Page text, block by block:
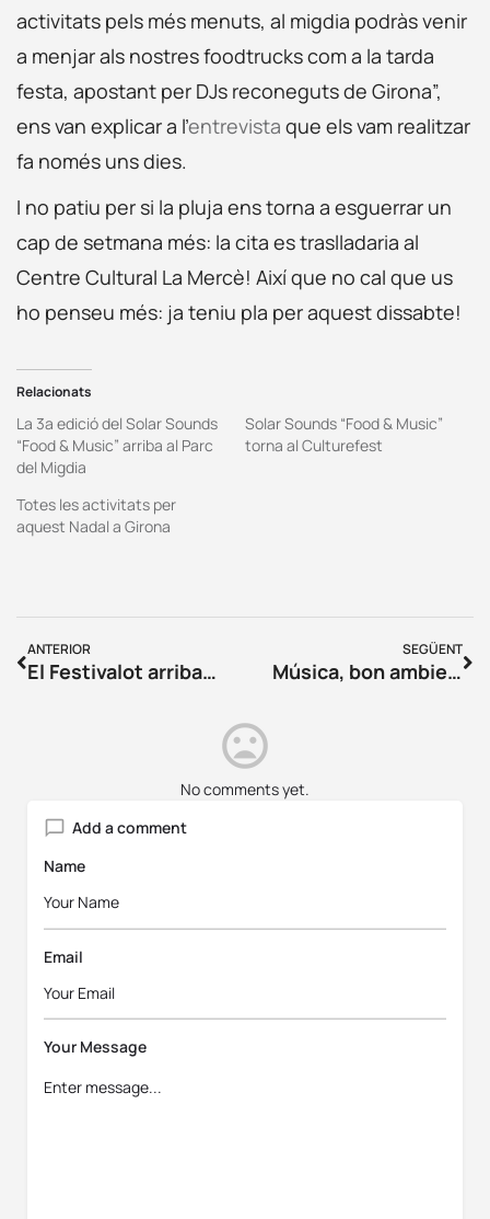
activitats pels més menuts, al migdia podràs venir
a menjar als nostres foodtrucks com a la tarda
festa, apostant per DJs reconeguts de Girona”,
ens van explicar a l’entrevista que els vam realitzar
fa només uns dies.
I no patiu per si la pluja ens torna a esguerrar un
cap de setmana més: la cita es traslladaria al
Centre Cultural La Mercè! Així que no cal que us
ho penseu més: ja teniu pla per aquest dissabte!
Relacionats
La 3a edició del Solar Sounds
“Food & Music” arriba al Parc
del Migdia
Solar Sounds “Food & Music”
torna al Culturefest
Totes les activitats per
aquest Nadal a Girona
ANTERIOR
El Festivalot arriba a la quarta edició amb grans novetats per a les famílies
SEGÜENT
Música, bon ambient i escenaris inmillorables: Tempo 2018
No comments yet.
Add a comment
Name
Email
Your Message